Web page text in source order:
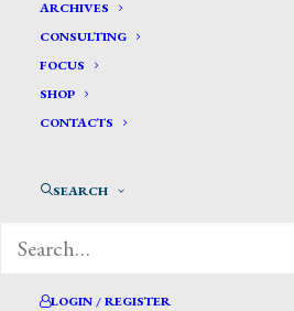
ARCHIVES
CONSULTING
FOCUS
SHOP
CONTACTS
SEARCH
LOGIN / REGISTER
Vedani Michele